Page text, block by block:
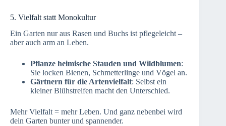
5. Vielfalt statt Monokultur
Ein Garten nur aus Rasen und Buchs ist pflegeleicht –
aber auch arm an Leben.
Pflanze heimische Stauden und Wildblumen:
Sie locken Bienen, Schmetterlinge und Vögel an.
Gärtnern für die Artenvielfalt: Selbst ein
kleiner Blühstreifen macht den Unterschied.
Mehr Vielfalt = mehr Leben. Und ganz nebenbei wird
dein Garten bunter und spannender.